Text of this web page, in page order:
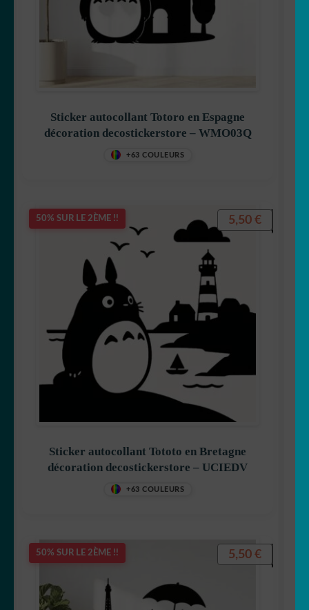
Sticker autocollant Totoro en Espagne
décoration decostickerstore – WMO03Q
+63 COULEURS
50% SUR LE 2ÈME !!
Sticker autocollant Tototo en Bretagne
décoration decostickerstore – UCIEDV
+63 COULEURS
5,50 €
50% SUR LE 2ÈME !! 5,50 €